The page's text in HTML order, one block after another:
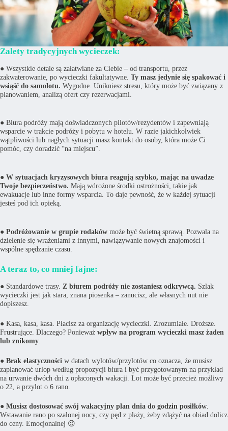
Zalety tradycyjnych wycieczek:
● Wszystkie detale są załatwiane za Ciebie – od transportu, przez
zakwaterowanie, po wycieczki fakultatywne. Ty masz jedynie się spakować i
wsiąść do samolotu. Wygodne. Unikniesz stresu, który może być związany z
planowaniem, analizą ofert czy rezerwacjami.
● Biura podróży mają doświadczonych pilotów/rezydentów i zapewniają
wsparcie w trakcie podróży i pobytu w hotelu. W razie jakichkolwiek
wątpliwości lub nagłych sytuacji masz kontakt do osoby, która może Ci
pomóc, czy doradzić “na miejscu”.
● W sytuacjach kryzysowych biura reagują szybko, mając na uwadze
Twoje bezpieczeństwo. Mają wdrożone środki ostrożności, takie jak
ewakuacje lub inne formy wsparcia. To daje pewność, że w każdej sytuacji
jesteś pod ich opieką.
● Podróżowanie w grupie rodaków może być świetną sprawą. Pozwala na
dzielenie się wrażeniami z innymi, nawiązywanie nowych znajomości i
wspólne spędzanie czasu.
A teraz to, co mniej fajne:
● Standardowe trasy. Z biurem podróży nie zostaniesz odkrywcą. Szlak
wycieczki jest jak stara, znana piosenka – zanucisz, ale własnych nut nie
dopiszesz.
● Kasa, kasa, kasa. Płacisz za organizację wycieczki. Zrozumiałe. Droższe.
Frustrujące. Dlaczego? Ponieważ wpływ na program wycieczki masz żaden
lub znikomy
● Brak elastyczności w datach wylotów/przylotów co oznacza, że musisz
zaplanować urlop według propozycji biura i być przygotowanym na przykład
na urwanie dwóch dni z opłaconych wakacji. Lot może być przecież możliwy
o 22, a przylot o 6 rano.
● Musisz dostosować swój wakacyjny plan dnia do godzin posiłków
Wstawanie rano po szalonej nocy, czy pęd z plaży, żeby zdążyć na obiad dolicz
do ceny. Emocjonalnej 😉